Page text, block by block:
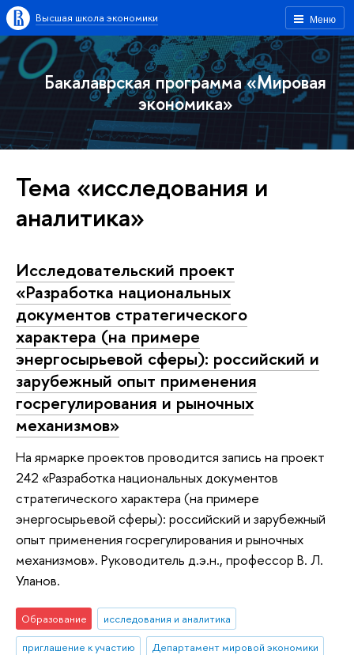
Меню
Высшая школа экономики
Бакалаврская программа «Мировая
экономика»
Тема «исследования и
аналитика»
Исследовательский проект
«Разработка национальных
документов стратегического
характера (на примере
энергосырьевой сферы): российский и
зарубежный опыт применения
госрегулирования и рыночных
механизмов»
На ярмарке проектов проводится запись на проект
242 «Разработка национальных документов
стратегического характера (на примере
энергосырьевой сферы): российский и зарубежный
опыт применения госрегулирования и рыночных
механизмов». Руководитель д.э.н., профессор В. Л.
Уланов.
Образование
исследования и аналитика
приглашение к участию
Департамент мировой экономики